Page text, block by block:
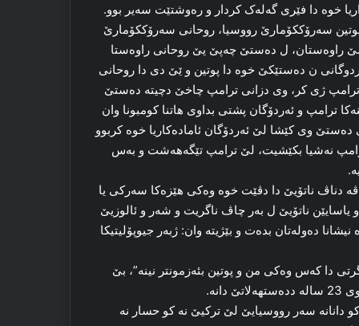
خوە دا فێری گەلەک کردار و رەوشتێت سەیر بوو.
سەرۆککۆمارێ رووسیا، روحانی سەرۆککۆمارێ
سێ راوەستان، ل دەستێ چەپێ یێ روحانی راوەستا
ن دەستێکێ خوە دا پوتین و ێێ دی دا روحانی
ژی کر، وی دزانی ترامپ چاخێ دچیتە دەستێ
ترامپ و ئەردۆگان پشتی بداوی هاتنا کومبونا وان
وی کێشا لێ ئەردۆگان ئامادەکاریا خوە کربوو
نەشیا بکێشیت، لێ ترامپ تێگەهەشت و بەس
دناڤ ناتۆیێ دا دڤێت خوە وەکی هێزەکا سەرکی یا
ناتۆیێ ل بەر چاڤ ناگریت و شەر و ئالوزیێ
دەولەتان بدەت و بێژیتە وان: ژبەر جیوپۆلیتیکا
نەتەوێن یەکگرتی دا کەس وەکی من و پوتین بئەزمونتر نینە”، بێ
دانانە سەر رووسیایێ لێ ترکیێ نە کو حسار نە